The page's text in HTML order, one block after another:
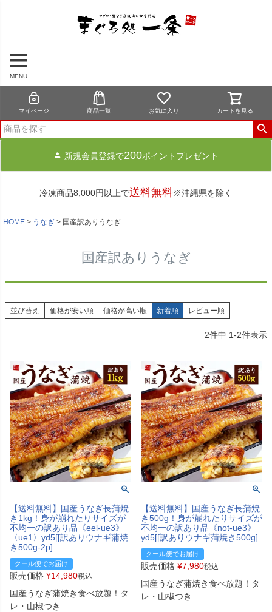
MENU
マイページ 商品一覧 お気に入り カートを見る
新規会員登録で200ポイントプレゼント
冷凍商品8,000円以上で送料無料※沖縄県を除く
HOME うなぎ 国産訳ありうなぎ
国産訳ありうなぎ
並び替え 価格が安い順 価格が高い順 新着順 レビュー順
2件中 1-2件表示
【送料無料】国産うなぎ長蒲焼
き1kg！身が崩れたりサイズが
不均一の訳あり品《eel-ue3》
〈ue1〉yd5[[訳ありウナギ蒲焼
き500g-2p]
クール便でお届け
販売価格 ¥14,980税込
国産うなぎ蒲焼き食べ放題！タ
レ・山椒つき
【送料無料】国産うなぎ長蒲焼
き500g！身が崩れたりサイズが
不均一の訳あり品《not-ue3》
yd5[[訳ありウナギ蒲焼き500g]
クール便でお届け
販売価格 ¥7,980税込
国産うなぎ蒲焼き食べ放題！タ
レ・山椒つき